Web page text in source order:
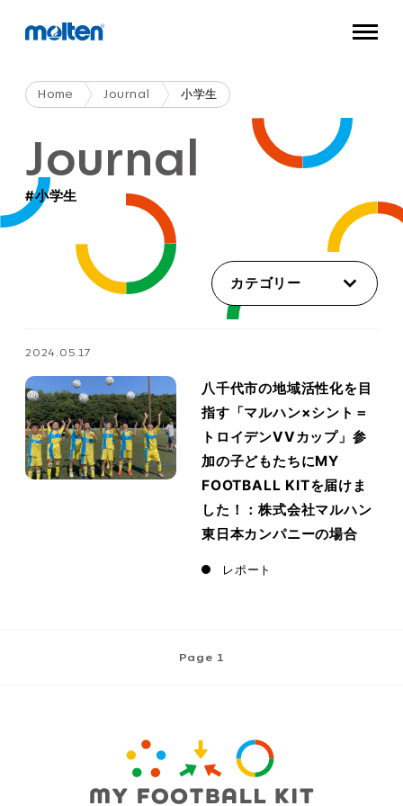
Home Journal 小学生
Journal
#小学生
カテゴリー
2024.05.17
八千代市の地域活性化を目
指す「マルハン×シント＝
トロイデンVVカップ」参
加の子どもたちにMY
FOOTBALL KITを届けま
した！：株式会社マルハン
東日本カンパニーの場合
レポート
Page 1